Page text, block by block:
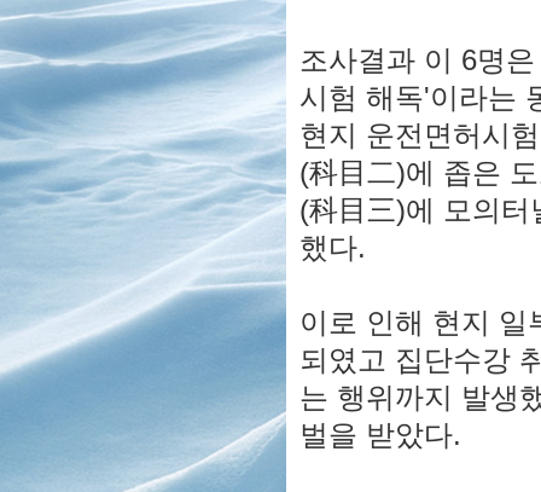
조사결과 이 6명
시험 해독'이라는
현지 운전면허시
(科目二)에 좁은
(科目三)에 모의
했다.
이로 인해 현지 일
되였고 집단수강
는 행위까지 발생
벌을 받았다.